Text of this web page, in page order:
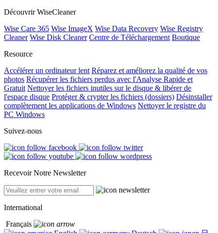
Découvrir WiseCleaner
Wise Care 365 Wise ImageX Wise Data Recovery Wise Registry
Cleaner Wise Disk Cleaner Centre de Téléchargement Boutique
Resource
Accélérer un ordinateur lent Réparez et améliorez la qualité de vos
photos Récupérer les fichiers perdus avec l'Analyse Rapide et
Gratuit Nettoyer les fichiers inutiles sur le disque & libérer de
l'espace disque Protéger & crypter les fichiers (dossiers) Désinstaller
complètement les applications de Windows Nettoyer le registre du
PC Windows
Suivez-nous
Recevoir Notre Newsletter
International
Français